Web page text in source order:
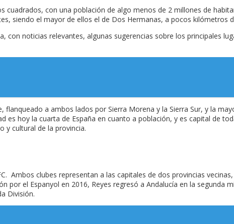
cuadrados, con una población de algo menos de 2 millones de
siendo el mayor de ellos el de Dos Hermanas, a pocos kilómetros
con noticias relevantes, algunas sugerencias sobre los principales
flanqueado a ambos lados por Sierra Morena y la Sierra Sur, y la
es hoy la cuarta de España en cuanto a población, y es capital de
y cultural de la provincia.
Ambos clubes representan a las capitales de dos provincias
por el Espanyol en 2016, Reyes regresó a Andalucía en la segunda
División.